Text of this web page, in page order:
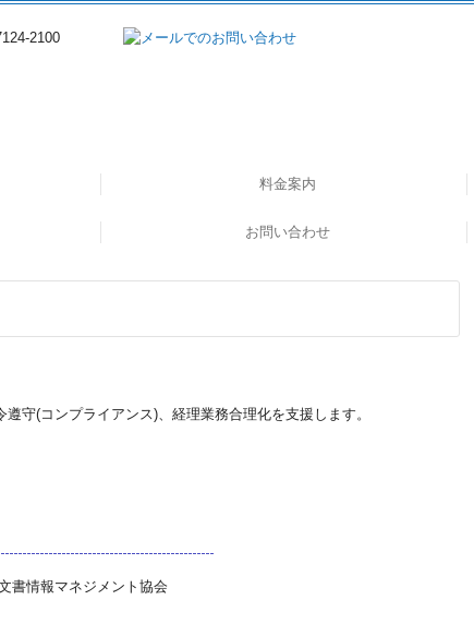
料金案内
お問い合わせ
守(コンプライアンス)、経理業務合理化を支援します。
書情報マネジメント協会